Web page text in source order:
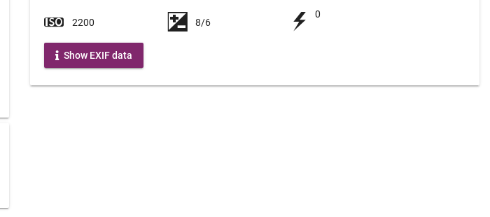
2200 8/6
0
Show EXIF data